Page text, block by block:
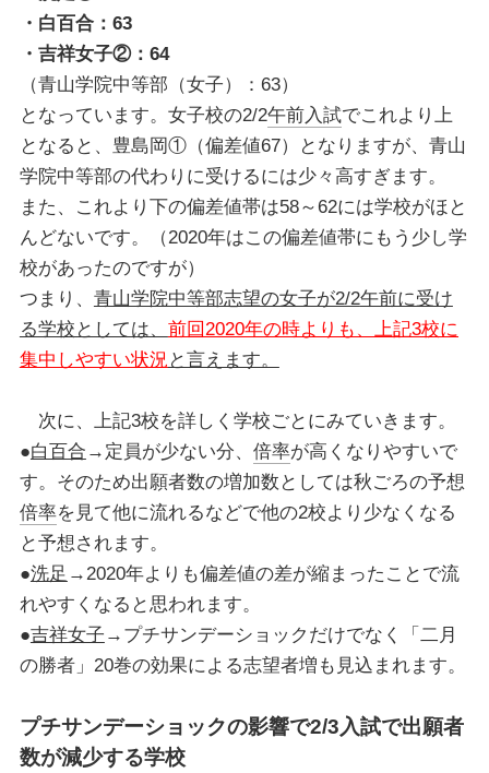
・白百合：63
・吉祥女子②：64
（青山学院中等部（女子）：63）
となっています。女子校の2/2午前入試でこれより上
となると、豊島岡①（偏差値67）となりますが、青山
学院中等部の代わりに受けるには少々高すぎます。
また、これより下の偏差値帯は58～62には学校がほと
んどないです。（2020年はこの偏差値帯にもう少し学
校があったのですが）
つまり、 青山学院中等部志望の女子が2/2午前に受け
る学校としては、 前回2020年の時よりも、上記3校に
集中しやすい状況 と言えます。
次に、上記3校を詳しく学校ごとにみていきます。
●白百合 →定員が少ない分、 倍率が高くなりやすいで
す。そのため出願者数の増加数としては秋ごろの予想
倍率を見て他に流れるなどで他の2校より少なくなる
と予想されます。
●洗足 →2020年よりも偏差値の差が縮まったことで流
れやすくなると思われます。
●吉祥女子 →プチサンデーショックだけでなく「二月
の勝者」20巻の効果による志望者増も見込まれます。
プチサンデーショックの影響で2/3入試で出願者
数が減少する学校